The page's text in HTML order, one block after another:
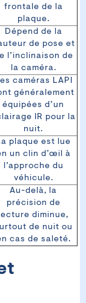
frontale de la
plaque.
Dépend de la
de pose et
l’inclinaison de
la caméra.
caméras LAPI
généralement
équipées d’un
IR pour la
nuit.
plaque est lue
un clin d’œil à
l’approche du
véhicule.
Au-delà, la
précision de
diminue,
de nuit ou
cas de saleté.